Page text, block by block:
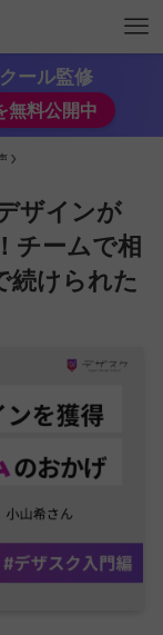
ール監修
無料公開中
ザインが
チームで相
続けられた